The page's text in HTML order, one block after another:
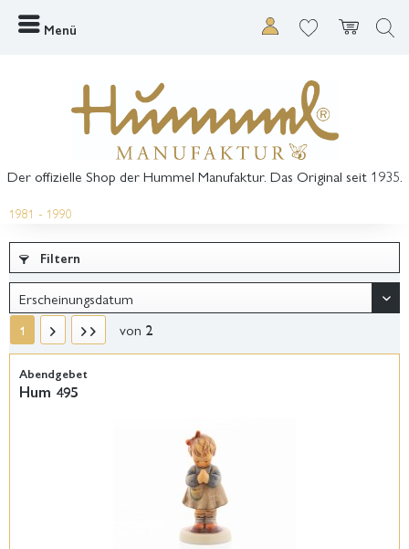
Menü
Der offizielle Shop der Hummel Manufaktur. Das Original seit 1935.
1981 - 1990
Filtern
1 von 2
Abendgebet
Hum 495